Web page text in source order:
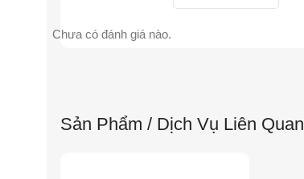
Chưa có đánh giá nào.
Sản Phẩm / Dịch Vụ Liên Quan